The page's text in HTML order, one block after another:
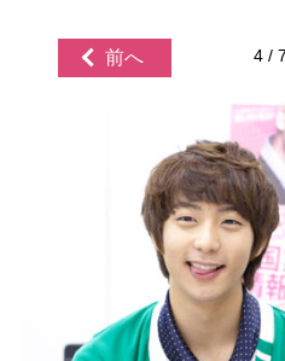
前へ 4 / 7